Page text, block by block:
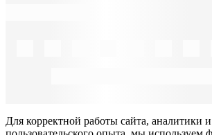
Для корректной работы сайта, аналитики